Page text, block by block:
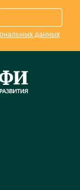
данных